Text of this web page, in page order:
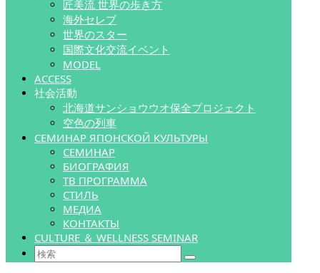
匠美流 世界の歩き方
海外セレブ
世界のスター
国際文化交流イベント
MODEL
ACCESS
社会活動
北海道サンショウウオ保全プロジェクト
空色の列車
СЕМИНАР ЯПОНСКОЙ КУЛЬТУРЫ
СЕМИНАР
БИОГРАФИЯ
ТВ ПРОГРАММА
СТИЛЬ
МЕДИА
КОНТАКТЫ
CULTURE ＆ WELLNESS SEMINAR